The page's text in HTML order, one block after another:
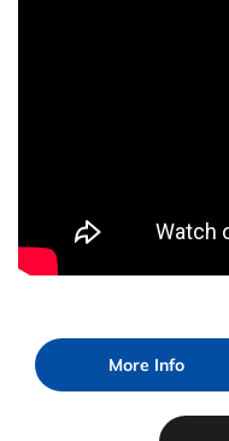
More Info